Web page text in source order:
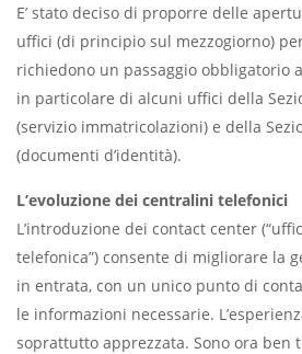
E’ stato deciso di proporre delle
uffici (di principio sul mezzogiorno)
richiedono un passaggio obbligatorio
in particolare di alcuni uffici della
(servizio immatricolazioni) e della
(documenti d’identità).
L’evoluzione dei centralini telefonici
L’introduzione dei contact center
telefonica”) consente di migliorare la
in entrata, con un unico punto di
le informazioni necessarie.
soprattutto apprezzata. Sono ora ben